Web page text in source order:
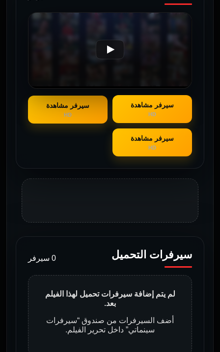
سيرفر مشاهدة
HD
سيرفر مشاهدة
HD
سيرفر مشاهدة
HD
سيرفرات التحميل 0 سيرفر
لم يتم إضافة سيرفرات تحميل لهذا الفيلم
بعد.
أضف السيرفرات من صندوق “سيرفرات
سينماتي” داخل تحرير الفيلم.